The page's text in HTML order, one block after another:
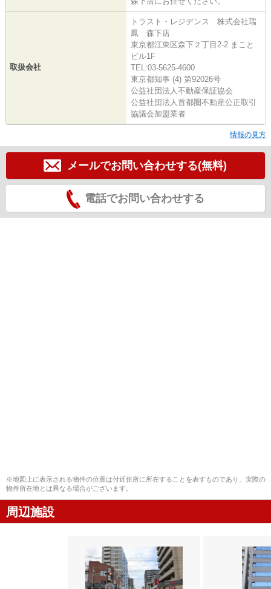
取扱会社
トラスト・レジデンス 株式会社瑞
鳳 森下店
東京都江東区森下２丁目2-2 まこと
ビル1F
TEL:03-5625-4600
東京都知事 (4) 第92026号
公益社団法人不動産保証協会
公益社団法人首都圏不動産公正取引
協議会加盟業者
情報の見方
メールでお問い合わせする(無料)
電話でお問い合わせする
※地図上に表示される物件の位置は付近住所に所在することを表すものであり、実際の
物件所在地とは異なる場合がございます。
周辺施設